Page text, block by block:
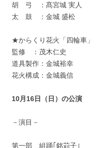
胡 弓 ：髙宮城 実人
太 鼓 ：金城 盛松
★からくり花火「四輪車」
監修 ：茂木仁史
道具製作：金城裕幸
花火構成：金城義信
10月16日（日）の公演
－演目－
第一部 組踊｢銘苅子｣